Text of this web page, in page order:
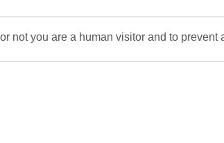
not you are a human visitor and to prevent